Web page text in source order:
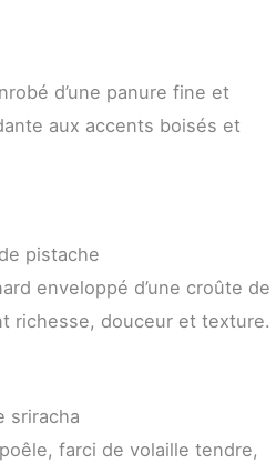
d’une panure fine et
aux accents boisés et
pistache
enveloppé d’une croûte de
richesse, douceur et texture.
sriracha
farci de volaille tendre,